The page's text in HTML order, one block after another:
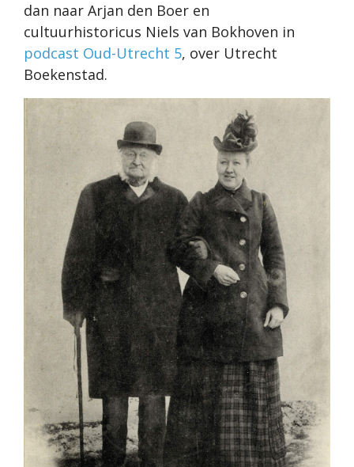
dan naar Arjan den Boer en
cultuurhistoricus Niels van Bokhoven in
podcast Oud-Utrecht 5, over Utrecht
Boekenstad.